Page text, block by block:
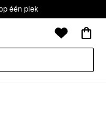
één plek